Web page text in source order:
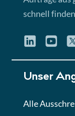
schnell
Unser
Alle